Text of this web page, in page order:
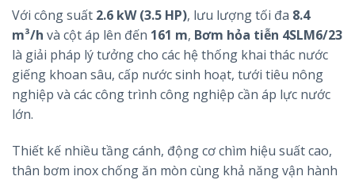
Với công suất 2.6 kW (3.5 HP), lưu lượng tối đa 8.4
m³/h và cột áp lên đến 161 m, Bơm hỏa tiễn 4SLM6/23
là giải pháp lý tưởng cho các hệ thống khai thác nước
giếng khoan sâu, cấp nước sinh hoạt, tưới tiêu nông
nghiệp và các công trình công nghiệp cần áp lực nước
lớn.
Thiết kế nhiều tầng cánh, động cơ chìm hiệu suất cao,
thân bơm inox chống ăn mòn cùng khả năng vận hành